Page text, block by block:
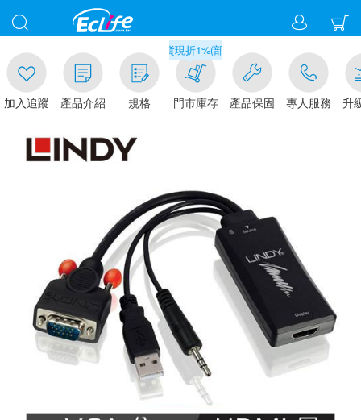
加入追蹤 產品介紹 規格
滿千元門市取貨現折1%(部分商品不適用)-請點我看
門市庫存 產品保固 專人服務 升